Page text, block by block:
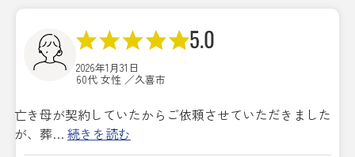
5.0
2026年1月31日
60代 女性 ／久喜市
亡き母が契約していたからご依頼させていただきました
が、葬… 続きを読む